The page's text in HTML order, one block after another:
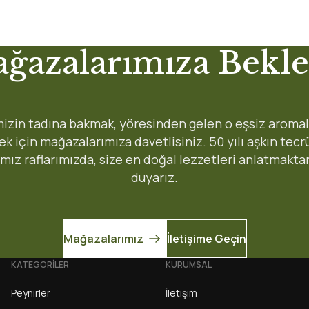
Bu ürüne ilk yorumu siz yapın!
Ürün hakkında henüz soru sorulmamış.
arası 90 dakikada
1-3 iş gunu
Karşıyaka:
tadına bakmak, yöresinden gelen o eşsiz
için mağazalarımıza davetlisiniz. 50 yılı aşkın
raflarımızda, size en doğal lezzetleri
duyarız.
Mağazalarımız İletişime Geçin
KATEGORİLER
Peynirler
KURUMSAL
İletişim